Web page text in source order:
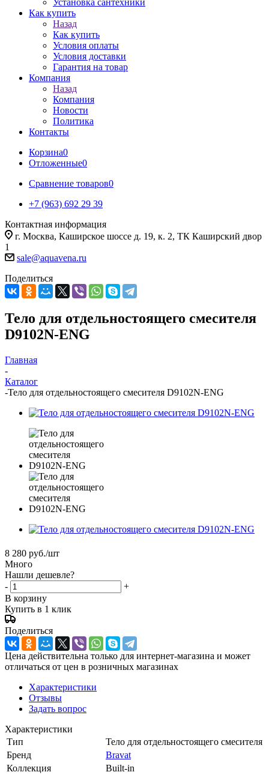
Установка сантехники
Как купить
Назад
Как купить
Условия оплаты
Условия доставки
Гарантия на товар
Компания
Назад
Компания
Новости
Политика
Контакты
Корзина0
Отложенные0
Сравнение товаров0
+7 (963) 692 29 39
Контактная информация
г. Москва, Каширское шоссе д. 19, к. 2, ТК Каширский двор
1
sale@aquavena.ru
Поделиться
Тело для отдельностоящего смесителя
D9102N-ENG
Главная
-
Каталог
-Тело для отдельностоящего смесителя D9102N-ENG
8 280 руб./шт
Много
Нашли дешевле?
-
+
В корзину
Купить в 1 клик
Поделиться
Цена действительна только для интернет-магазина и может
отличаться от цен в розничных магазинах
Характеристики
Отзывы
Задать вопрос
Характеристики
Тип
Тело для отдельностоящего смесителя
Бренд
Bravat
Коллекция
Built-in